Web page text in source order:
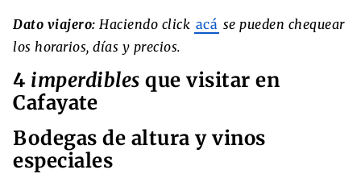
Dato viajero: Haciendo click acá se pueden chequear
los horarios, días y precios.
4 imperdibles que visitar en
Cafayate
Bodegas de altura y vinos
especiales